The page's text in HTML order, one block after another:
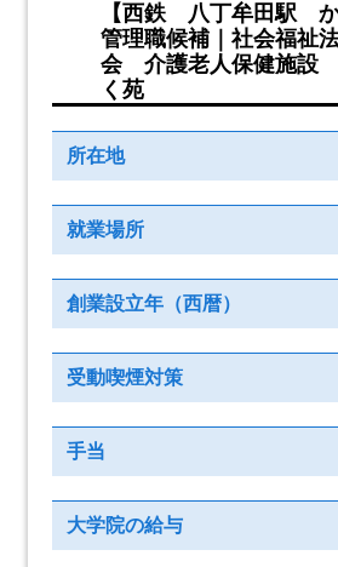
【西鉄 八丁牟田駅
管理職候補｜社会福祉
会 介護老人保健施設
く苑
所在地
就業場所
創業設立年（西暦）
受動喫煙対策
手当
大学院の給与